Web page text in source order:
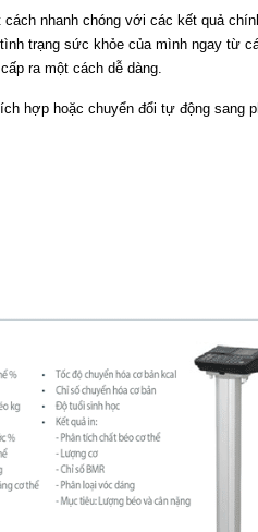
nhanh chóng với các kết quả
trạng sức khỏe của mình ngay từ
ra một cách dễ dàng.
hợp hoặc chuyển đổi tự động sang